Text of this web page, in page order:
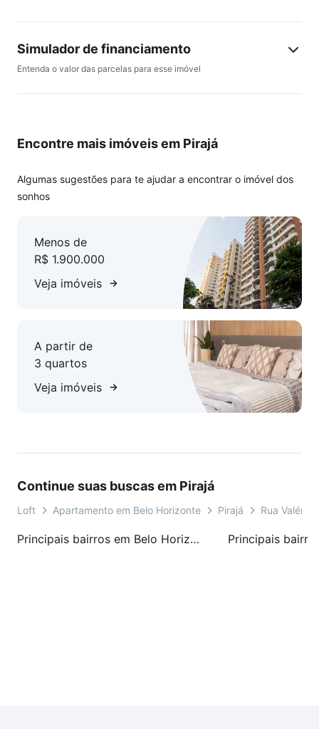
2 lojas com aproximadamente 20m²
5 vagas de garagem.
Simulador de financiamento
Entenda o valor das parcelas para esse imóvel
Encontre mais imóveis em Pirajá
Algumas sugestões para te ajudar a encontrar o imóvel dos
sonhos
Menos de
R$ 1.900.000
Veja imóveis
A partir de
3 quartos
Veja imóveis
Continue suas buscas em Pirajá
Loft Apartamento em Belo Horizonte Pirajá Rua Valério
Principais bairros em Belo Horizonte, MG